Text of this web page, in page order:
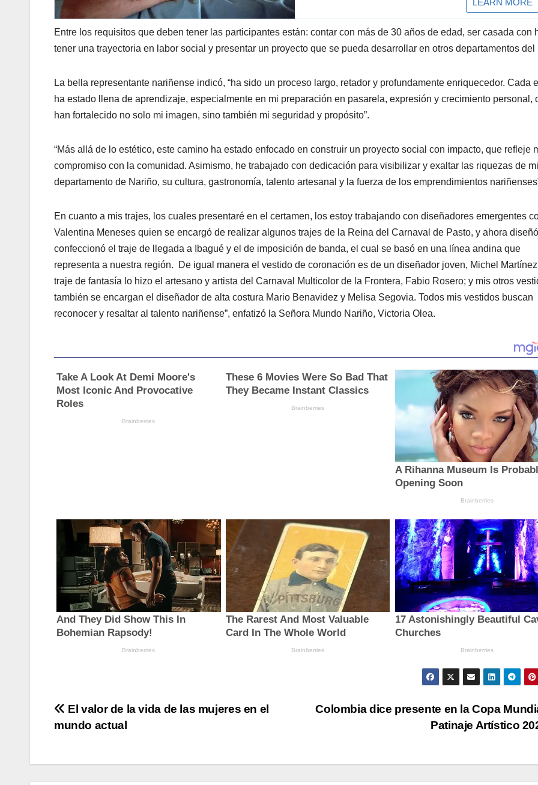
Entre los requisitos que deben tener las participantes están: contar con más de 30 años de edad, ser casada con
tener una trayectoria en labor social y presentar un proyecto que se pueda desarrollar en otros departamentos del
La bella representante nariñense indicó, “ha sido un proceso largo, retador y profundamente enriquecedor. Cada
ha estado llena de aprendizaje, especialmente en mi preparación en pasarela, expresión y crecimiento personal,
han fortalecido no solo mi imagen, sino también mi seguridad y propósito”.
“Más allá de lo estético, este camino ha estado enfocado en construir un proyecto social con impacto, que refleje
compromiso con la comunidad. Asimismo, he trabajado con dedicación para visibilizar y exaltar las riquezas de mi
departamento de Nariño, su cultura, gastronomía, talento artesanal y la fuerza de los emprendimientos
En cuanto a mis trajes, los cuales presentaré en el certamen, los estoy trabajando con diseñadores emergentes
Valentina Meneses quien se encargó de realizar algunos trajes de la Reina del Carnaval de Pasto, y ahora
confeccionó el traje de llegada a Ibagué y el de imposición de banda, el cual se basó en una línea andina que
representa a nuestra región. De igual manera el vestido de coronación es de un diseñador joven, Michel
traje de fantasía lo hizo el artesano y artista del Carnaval Multicolor de la Frontera, Fabio Rosero; y mis otros
también se encargan el diseñador de alta costura Mario Benavidez y Melisa Segovia. Todos mis vestidos buscan
reconocer y resaltar al talento nariñense”, enfatizó la Señora Mundo Nariño, Victoria Olea.
Navegación
entradas
Colombia dice presente en la Copa
Patinaje Artístico
El valor de la vida de las mujeres en el
mundo actual